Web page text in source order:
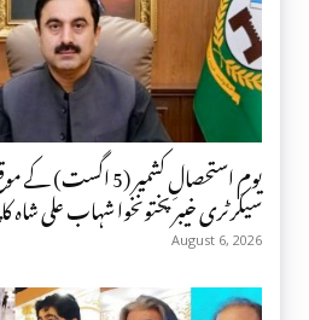
یومِ استحصالِ کشمیر (5
سیکرٹری خیبر پختونخوا شہاب علی شاہ
August 6, 2026